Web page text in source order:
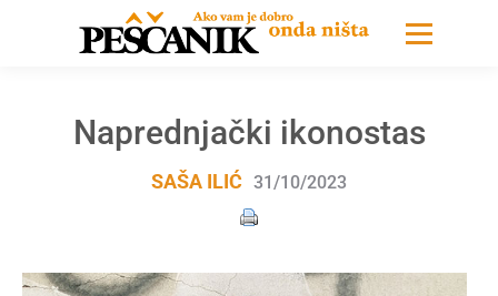
Naprednjački ikonostas
SAŠA ILIĆ 31/10/2023